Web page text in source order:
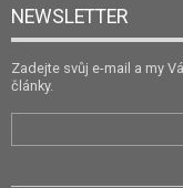
NEWSLETTER
Zadejte svůj e-mail a my
články.